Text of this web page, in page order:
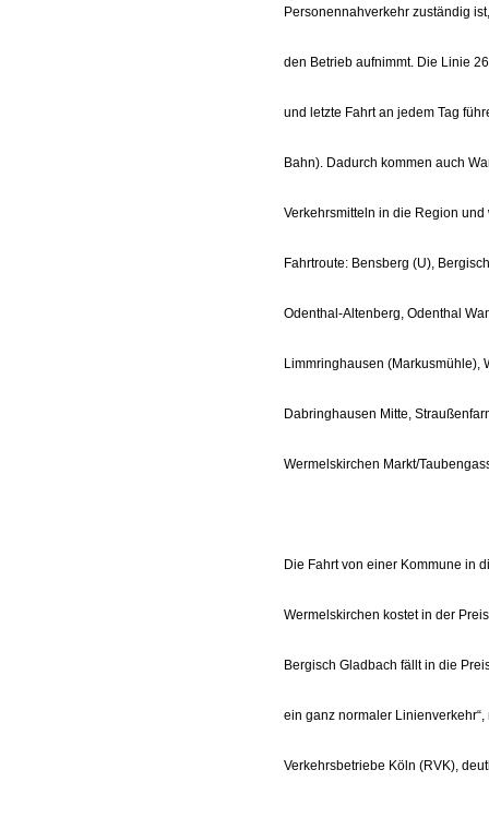
Personennahverkehr zuständig
den Betrieb aufnimmt. Die Linie
und letzte Fahrt an jedem Tag
Bahn). Dadurch kommen auch
Verkehrsmitteln in die Region
Fahrtroute: Bensberg (U),
Odenthal-Altenberg, Odenthal
Limmringhausen (Markusmühle),
Dabringhausen Mitte,
Wermelskirchen Markt/
Die Fahrt von einer Kommune in
Wermelskirchen kostet in der
Bergisch Gladbach fällt in die
ein ganz normaler
Verkehrsbetriebe Köln (RVK),